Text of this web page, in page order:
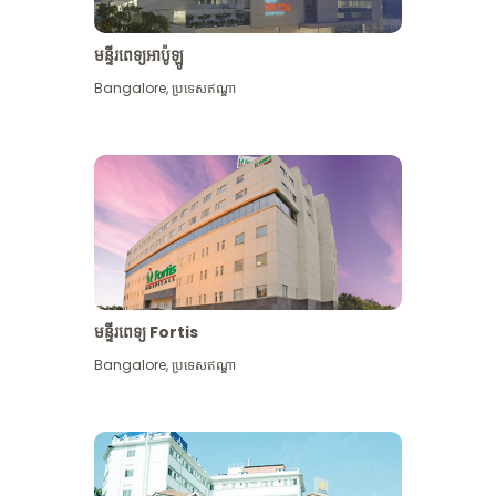
មើល​ច្រើន​ទៀត
មន្ទីរពេទ្យអាប៉ូឡូ
Bangalore,ប្រទេសឥណ្ឌា
មន្ទីរពេទ្យ Fortis
Bangalore,ប្រទេសឥណ្ឌា